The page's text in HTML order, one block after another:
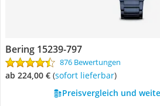
Bering 15239-797
876 Bewertungen
ab 224,00 € ( Sofort lieferbar)
Preisvergleich und